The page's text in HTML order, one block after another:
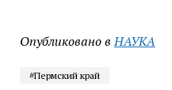
Опубликовано в НАУКА
#Пермский край